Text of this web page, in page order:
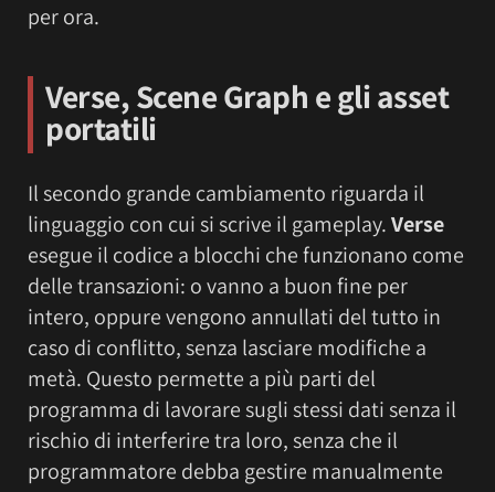
per ora.
Verse, Scene Graph e gli asset
portatili
Il secondo grande cambiamento riguarda il
linguaggio con cui si scrive il gameplay.Verse
esegue il codice a blocchi che funzionano come
delle transazioni: o vanno a buon fine per
intero, oppure vengono annullati del tutto in
caso di conflitto, senza lasciare modifiche a
metà. Questo permette a più parti del
programma di lavorare sugli stessi dati senza il
rischio di interferire tra loro, senza che il
programmatore debba gestire manualmente